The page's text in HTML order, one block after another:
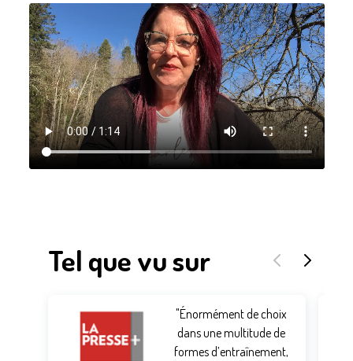
Tel que vu sur
"Énormément de choix
dans une multitude de
formes d’entraînement,